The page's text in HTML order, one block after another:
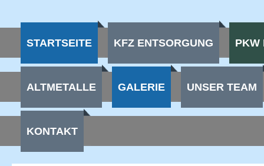
STARTSEITE KFZ ENTSORGUNG PKW
ALTMETALLE GALERIE UNSER TEAM
KONTAKT